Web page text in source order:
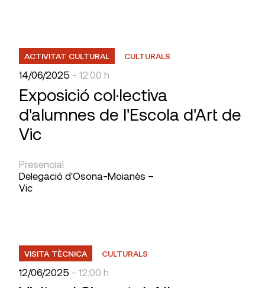
ACTIVITAT CULTURAL CULTURALS
14/06/2025 - 12:00 h
Exposició col·lectiva
d'alumnes de l'Escola d'Art de
Vic
Presencial
Delegació d'Osona-Moianès –
Vic
VISITA TÈCNICA CULTURALS
12/06/2025 - 12:00 h